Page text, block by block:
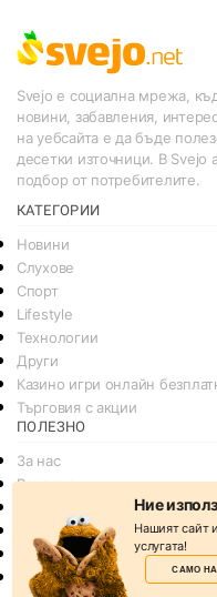
Svejo е социална мрежа,
новини, забавления,
на уебсайта е да бъде
десетки източници. В Svejo
подбор от потребителите.
КАТЕГОРИИ
Новини
Слухове
Спорт
Lifestyle
Технологии
Други
Казино игри онлайн
Търговия с акции
ПОЛЕЗНО
За нас
Реклама
Условия за споделяне
Политика за поверителснот
Политика на Бисквитките
Ние
Нашият сайт
услугата!
САМО